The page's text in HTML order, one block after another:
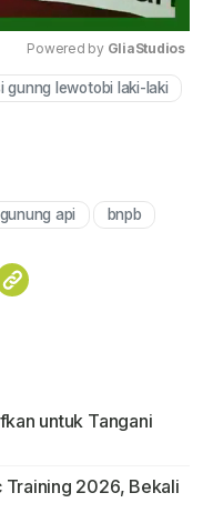
Mute
Powered by GliaStudios
gunng lewotobi laki-laki
gunung api bnpb
untuk Tangani
Training 2026, Bekali